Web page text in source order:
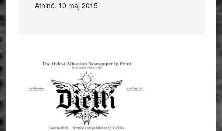
Athinë, 10 maj 2015